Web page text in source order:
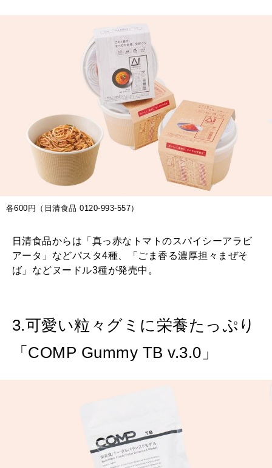
各600円（日清食品 0120-993-557）
日清食品からは「真っ赤なトマトのスパイシーアラビ
アータ」などパスタ4種、「ごま香る濃厚担々まぜそ
ば」などヌードル3種が発売中。
3.可愛い粒々グミに栄養たっぷり
「COMP Gummy TB v.3.0」